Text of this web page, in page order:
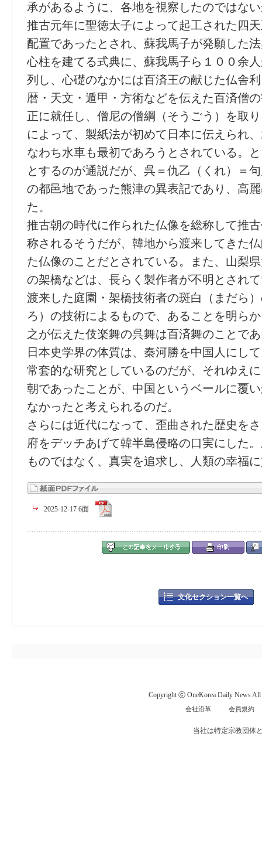
承があるように、各地を視察したのではな
推古元年に聖徳太子によって起工された四
配置であったとされ、蘇我馬子が発願した
心柱を建てる式典に、蘇我馬子ら１００余
列し、心礎のなかには百済王の献じた仏舎
暦・天文・遁甲・方術などを伝えた百済僧
正に就任し、僧尼の僧綱（そうごう）を取
によって、製紙法が初めて日本に伝えられ
なわち水車も最初であろうとされている。
とするのが通説だが、呉＝仇乙（くれ）＝
の都邑地であった熊津の異表記であり、高
た。
推古朝の時代に作られた仏像を総称して推
称されるそうだが、韓地から渡来してきた
た仏像のことだとされている。また、山梨
の架橋などは、長らく製作者が不明とされ
渡来した庭園・架橋技術者の斑白（まだら
ろ）の技術によるもので、あることを明ら
之が伝えた伎楽舞の呉舞は百済舞のことで
日本史学界の体質は、秦河勝を中国人にし
常套的な研究としているのだが、それゆえ
朝であったことが、中国というベールに覆
なかったと考えられるのだ。
さらには近代になって、歪曲された歴史を
府をデッチあげて韓半島侵略の口実にした
ものではなく、真実を追求し、人類の幸福
2025-12-17 6面
文化セクション一覧へ
Copyright ⓒ OneKorea Daily News All
会社沿革 会員規約
当社は特定宗教団体